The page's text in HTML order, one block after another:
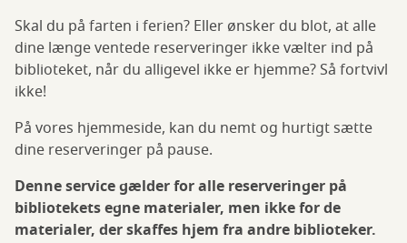
Skal du på farten i ferien? Eller ønsker du blot, at alle
dine længe ventede reserveringer ikke vælter ind på
biblioteket, når du alligevel ikke er hjemme? Så fortvivl
ikke!
På vores hjemmeside, kan du nemt og hurtigt sætte
dine reserveringer på pause.
Denne service gælder for alle reserveringer på
bibliotekets egne materialer, men ikke for de
materialer, der skaffes hjem fra andre biblioteker.